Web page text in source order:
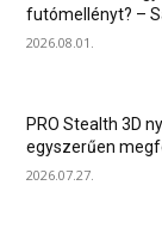
futómellényt? –
2026.08.01.
PRO Stealth 3D
egyszerűen
2026.07.27.